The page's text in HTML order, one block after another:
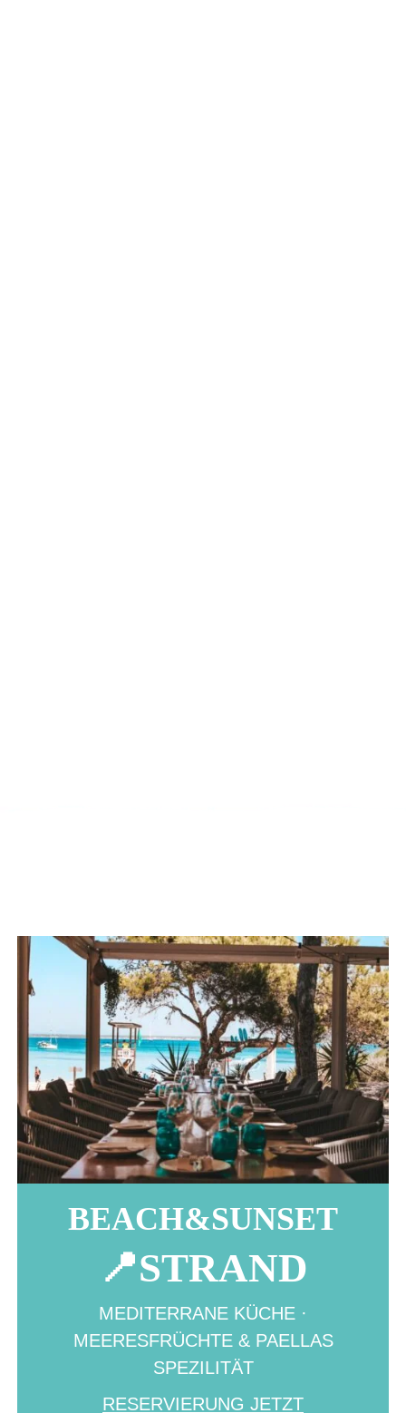
BEACH&SUNSET
📍STRAND
MEDITERRANE KÜCHE ·
MEERESFRÜCHTE & PAELLAS
SPEZILITÄT
RESERVIERUNG JETZT